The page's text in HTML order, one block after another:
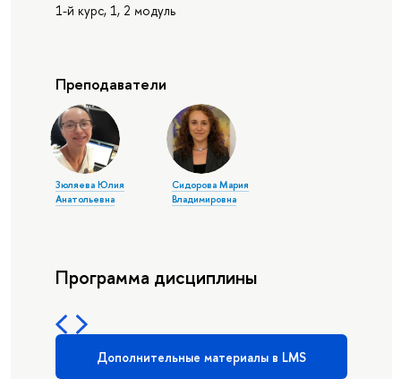
1-й курс, 1, 2 модуль
Преподаватели
Зюляева Юлия
Анатольевна
Сидорова Мария
Владимировна
Программа дисциплины
Дополнительные материалы в LMS